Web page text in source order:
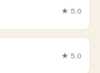
★ 5.0
★ 5.0